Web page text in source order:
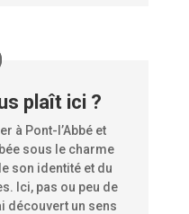
plaît ici ?
à Pont-l’Abbé et
sous le charme
son identité et du
Ici, pas ou peu de
découvert un sens